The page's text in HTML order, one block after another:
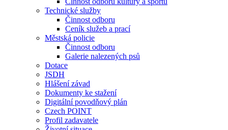
Technické služby
Činnost odboru
Ceník služeb a prací
Městská policie
Činnost odboru
Galerie nalezených psů
Dotace
JSDH
Hlášení závad
Dokumenty ke stažení
Digitální povodňový plán
Czech POINT
Profil zadavatele